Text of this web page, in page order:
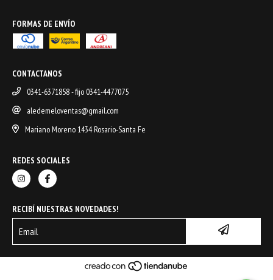
FORMAS DE ENVÍO
CONTACTANOS
0341-6371858 - fijo 0341-4477075
aledemeloventas@gmail.com
Mariano Moreno 1434 Rosario-Santa Fe
REDES SOCIALES
RECIBÍ NUESTRAS NOVEDADES!